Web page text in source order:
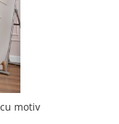
motiv